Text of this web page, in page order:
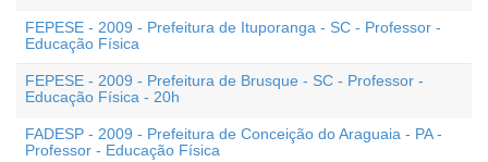
FEPESE - 2009 - Prefeitura de Ituporanga - SC - Professor -
Educação Física
FEPESE - 2009 - Prefeitura de Brusque - SC - Professor -
Educação Física - 20h
FADESP - 2009 - Prefeitura de Conceição do Araguaia - PA -
Professor - Educação Física